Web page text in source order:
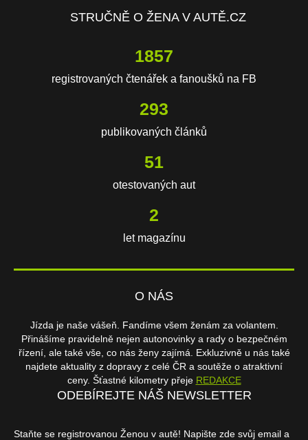
STRUČNĚ O ŽENA V AUTĚ.CZ
4002
registrovaných čtenářek a fanoušků na FB
632
publikovaných článků
111
otestovaných aut
3
let magazínu
O NÁS
Jízda je naše vášeň. Fandíme všem ženám za volantem.
Přinášíme pravidelně nejen autonovinky a rady o bezpečném
řízení, ale také vše, co nás ženy zajímá. Exkluzivně u nás také
najdete aktuality z dopravy z celé ČR a soutěže o atraktivní
ceny. Šťastné kilometry přeje REDAKCE
ODEBÍREJTE NÁŠ NEWSLETTER
Staňte se registrovanou Ženou v autě! Napište zde svůj email a